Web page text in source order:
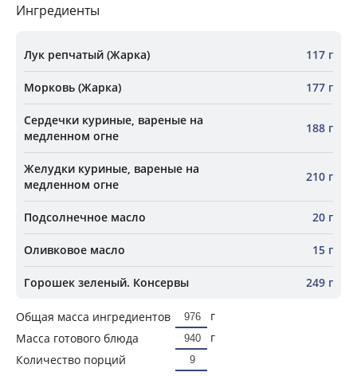
Ингредиенты
Лук репчатый (Жарка) 117 г
Морковь (Жарка) 177 г
Сердечки куриные, вареные на
медленном огне
188 г
Желудки куриные, вареные на
медленном огне
210 г
Подсолнечное масло 20 г
Оливковое масло 15 г
Горошек зеленый. Консервы 249 г
Общая масса ингредиентов
г
Масса готового блюда
г
Количество порций